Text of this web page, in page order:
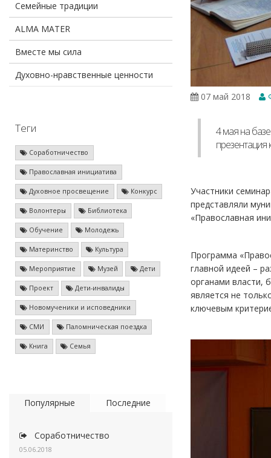
Семейные традиции
ALMA MATER
Вместе мы сила
Духовно-нравственные ценности
Теги
Соработничество
Православная инициатива
Духовное просвещение Конкурс
Волонтеры Библиотека
Обучение Молодежь
Материнство Культура
Мероприятие Музей Дети
Проект Дети-инвалиды
Новомученики и исповедники
СМИ Паломническая поездка
Книга Семья
Популярные Последние
Соработничество
05.06.2018
07 май 2018
4 мая на
Участники
представляли
«Православная
Программа
главной идеей –
органами власти,
является не
ключевым